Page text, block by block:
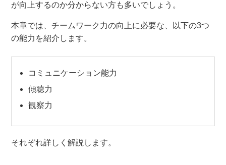
が向上するのか分からない方も多いでしょう。
本章では、チームワーク力の向上に必要な、以下の3つ
の能力を紹介します。
コミュニケーション能力
傾聴力
観察力
それぞれ詳しく解説します。